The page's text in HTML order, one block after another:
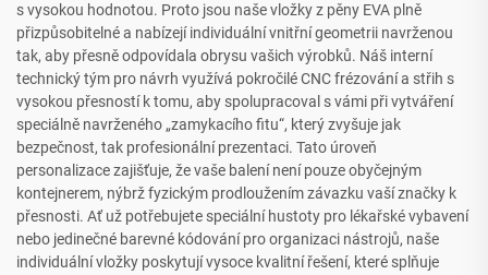
s vysokou hodnotou. Proto jsou naše vložky z pěny EVA plně
přizpůsobitelné a nabízejí individuální vnitřní geometrii navrženou
tak, aby přesně odpovídala obrysu vašich výrobků. Náš interní
technický tým pro návrh využívá pokročilé CNC frézování a střih s
vysokou přesností k tomu, aby spolupracoval s vámi při vytváření
speciálně navrženého „zamykacího fitu“, který zvyšuje jak
bezpečnost, tak profesionální prezentaci. Tato úroveň
personalizace zajišťuje, že vaše balení není pouze obyčejným
kontejnerem, nýbrž fyzickým prodloužením závazku vaší značky k
přesnosti. Ať už potřebujete speciální hustoty pro lékařské vybavení
nebo jedinečné barevné kódování pro organizaci nástrojů, naše
individuální vložky poskytují vysoce kvalitní řešení, které splňuje